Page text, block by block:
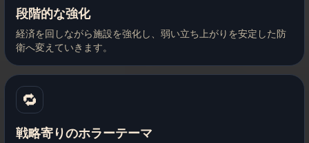
段階的な強化
経済を回しながら施設を強化し、弱い立ち上がりを安定した防
衛へ変えていきます。
🔁
戦略寄りのホラーテーマ